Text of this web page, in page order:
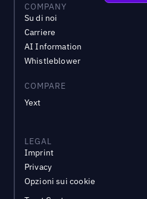
COMPANY
Su di noi
Carriere
AI Information
Whistleblower
COMPARE
Yext
LEGAL
Imprint
Privacy
Opzioni sui cookie